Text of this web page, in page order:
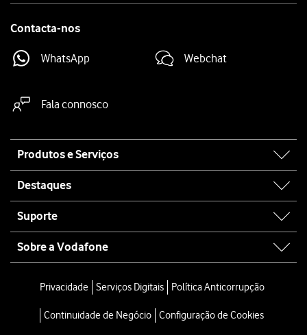
Contacta-nos
WhatsApp Webchat
Fala connosco
map
Produtos e Serviços
Destaques
Suporte
Sobre a Vodafone
Privacidade Serviços Digitais Política Anticorrupção
Continuidade de Negócio Configuração de Cookies